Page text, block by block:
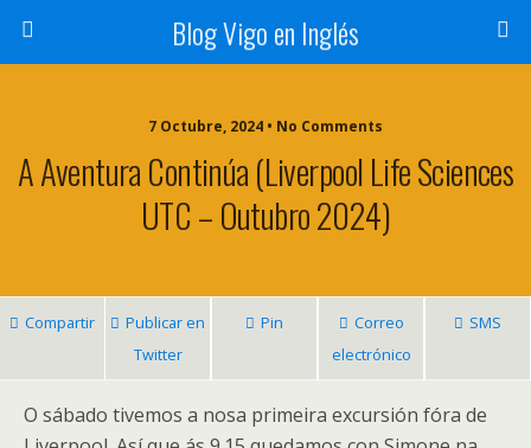
Blog Vigo en Inglés
7 Octubre, 2024 • No Comments
A Aventura Continúa (Liverpool Life Sciences
UTC – Outubro 2024)
Compartir
Publicar en
Twitter
Pin
Correo
electrónico
SMS
O sábado tivemos a nosa primeira excursión fóra de